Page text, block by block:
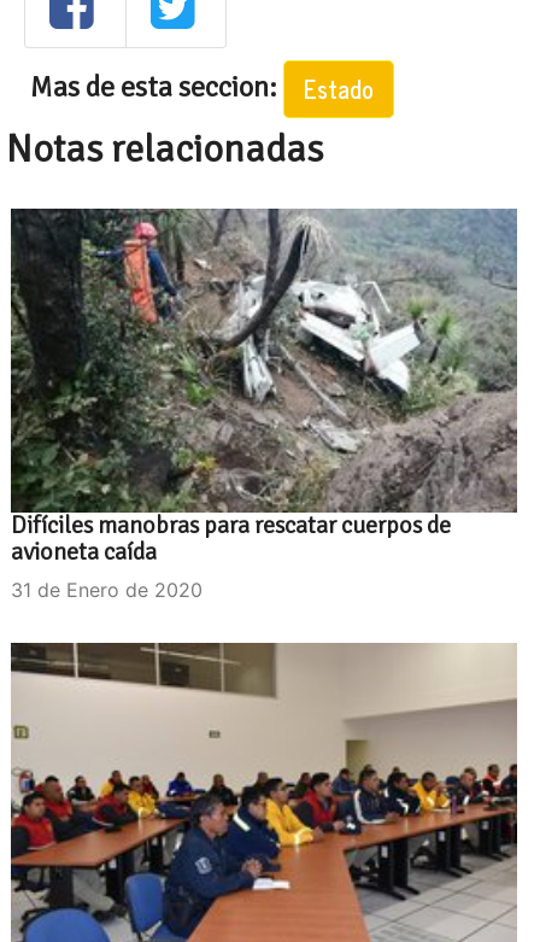
Mas de esta seccion: Estado
Notas relacionadas
Difíciles manobras para rescatar cuerpos de
avioneta caída
31 de Enero de 2020